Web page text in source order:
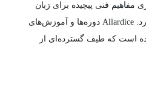
مفاهیم فنی پیچیده برای زبان
آموزان در تمام سطوح شهرت دارد. Allardice دوره‌ها و آموزش‌های
کرده است که طیف گسترده‌ای از